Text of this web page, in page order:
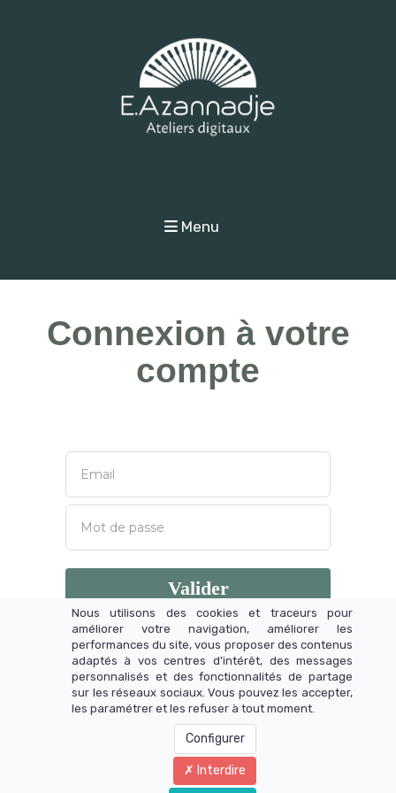
Menu
Connexion à votre
compte
Valider
Mot de passe oublié ?
@2026 Les Ateliers Digitaux E.Azannadje - Tous
Droits Réservés
Nous utilisons des cookies et traceurs pour
améliorer votre navigation, améliorer les
performances du site, vous proposer des contenus
adaptés à vos centres d’intérêt, des messages
personnalisés et des fonctionnalités de partage
sur les réseaux sociaux. Vous pouvez les accepter,
les paramétrer et les refuser à tout moment.
Configurer
Interdire